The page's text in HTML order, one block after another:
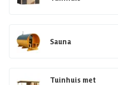
Sauna
Tuinhuis met